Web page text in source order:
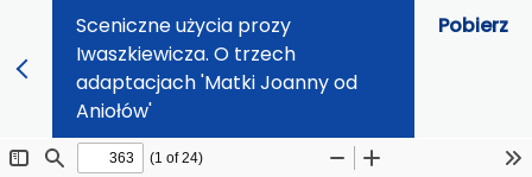
Sceniczne użycia prozy
Iwaszkiewicza. O trzech
adaptacjach 'Matki Joanny od
Aniołów'
Pobierz